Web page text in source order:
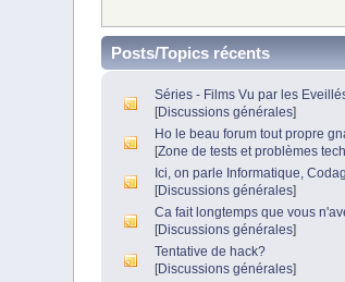
Posts/Topics récents
Séries - Films Vu par les
[Discussions générales]
Ho le beau forum tout propre
[Zone de tests et problèmes
Ici, on parle Informatique,
[Discussions générales]
Ca fait longtemps que vous
[Discussions générales]
Tentative de hack?
[Discussions générales]